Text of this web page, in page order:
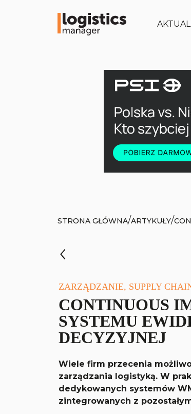
STRONA GŁÓWNA/ARTYKUŁY/
ZARZĄDZANIE, SUPPLY
CONTINUOUS
SYSTEMU
DECYZYJNEJ
Wiele firm przecenia
zarządzania logistyką. W
dedykowanych systemów
zintegrowanych z